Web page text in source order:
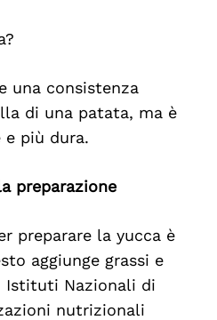
una consistenza
di una patata, ma è
e più dura.
preparazione
preparare la yucca è
aggiunge grassi e
Istituti Nazionali di
nutrizionali